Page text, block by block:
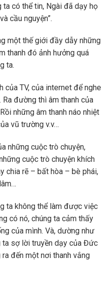
có thể tin, Ngài đã dạy họ
cầu nguyện”.
một thế giới đầy dẫy những
thanh đó ảnh hưởng quá
ta.
của TV, của internet để nghe
đường thì âm thanh của
những âm thanh náo nhiệt
vũ trường v.v…
những cuộc trò chuyện,
cuộc trò chuyện khích
chia rẽ – bất hòa – bè phái,
ta không thể làm được việc
có nó, chúng ta cảm thấy
của mình. Và, dường như
ta sợ lời truyền dạy của Đức
ra đến một nơi thanh vắng